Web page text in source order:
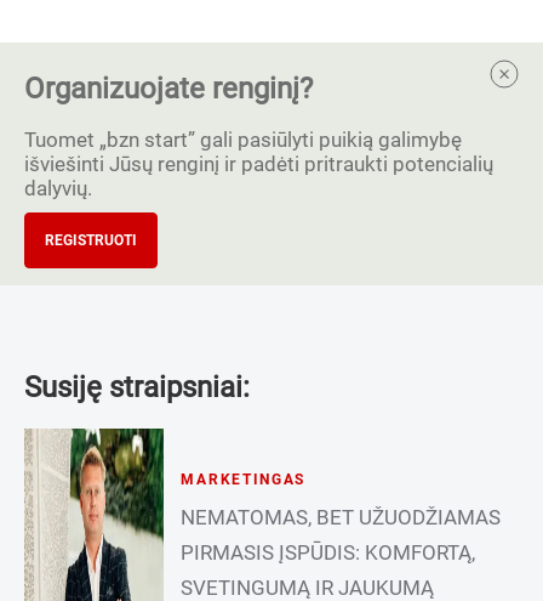
Organizuojate renginį?
Tuomet „bzn start” gali pasiūlyti puikią galimybę
išviešinti Jūsų renginį ir padėti pritraukti potencialių
dalyvių.
REGISTRUOTI
Susiję straipsniai:
MARKETINGAS
NEMATOMAS, BET UŽUODŽIAMAS
PIRMASIS ĮSPŪDIS: KOMFORTĄ,
SVETINGUMĄ IR JAUKUMĄ